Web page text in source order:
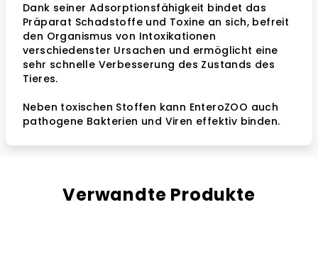
Dank seiner Adsorptionsfähigkeit bindet das
Präparat Schadstoffe und Toxine an sich, befreit
den Organismus von Intoxikationen
verschiedenster Ursachen und ermöglicht eine
sehr schnelle Verbesserung des Zustands des
Tieres.
Neben toxischen Stoffen kann EnteroZOO auch
pathogene Bakterien und Viren effektiv binden.
Verwandte Produkte